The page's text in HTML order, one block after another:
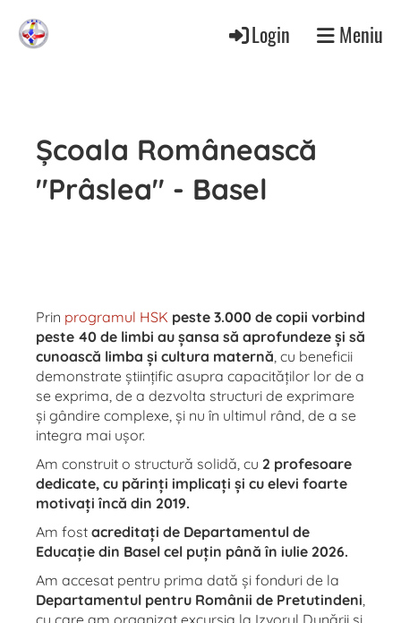
Login Meniu
Școala Românească
"Prâslea" - Basel
Prin programul HSK peste 3.000 de copii vorbind
peste 40 de limbi au șansa să aprofundeze și să
cunoască limba și cultura maternă, cu beneficii
demonstrate științific asupra capacităților lor de a
se exprima, de a dezvolta structuri de exprimare
și gândire complexe, și nu în ultimul rând, de a se
integra mai ușor.
Am construit o structură solidă, cu 2 profesoare
dedicate, cu părinți implicați și cu elevi foarte
motivați încă din 2019.
Am fost acreditați de Departamentul de
Educație din Basel cel puțin până în iulie 2026.
Am accesat pentru prima dată și fonduri de la
Departamentul pentru Românii de Pretutindeni,
cu care am organizat excursia la Izvorul Dunării și